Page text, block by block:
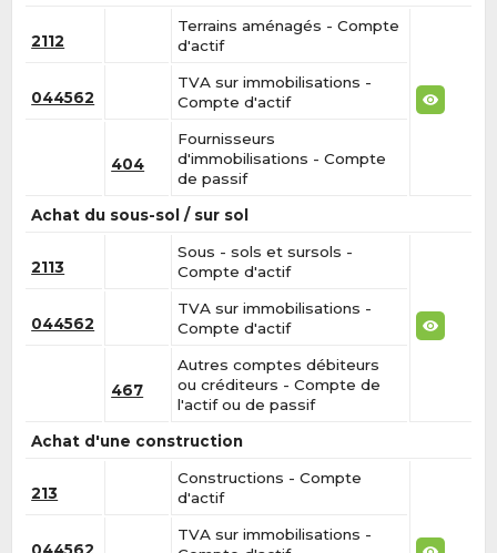
2112
Terrains aménagés - Compte
d'actif
044562
TVA sur immobilisations -
Compte d'actif
404
Fournisseurs
d'immobilisations - Compte
de passif
Achat du sous-sol / sur sol
2113
Sous - sols et sursols -
Compte d'actif
044562
TVA sur immobilisations -
Compte d'actif
467
Autres comptes débiteurs
ou créditeurs - Compte de
l'actif ou de passif
Achat d'une construction
213
Constructions - Compte
d'actif
044562
TVA sur immobilisations -